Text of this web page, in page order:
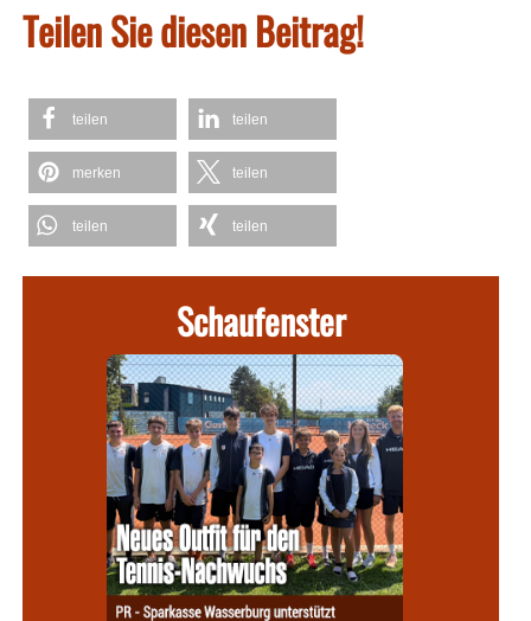
Teilen Sie diesen Beitrag!
teilen teilen
merken teilen
teilen teilen
Schaufenster